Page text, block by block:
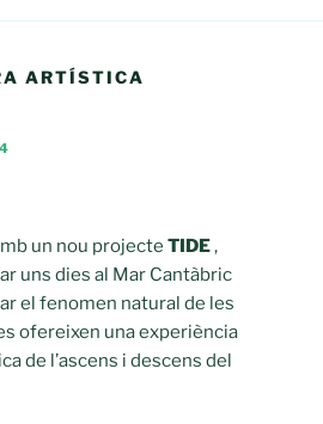
ARTÍSTICA
un nou projecte TIDE,
uns dies al Mar Cantàbric
el fenomen natural de les
ofereixen una experiència
de l’ascens i descens del